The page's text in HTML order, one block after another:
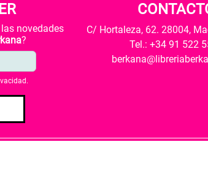
novedades
?
.
C/ Hortaleza, 62. 28004,
Tel.: +34 91 522